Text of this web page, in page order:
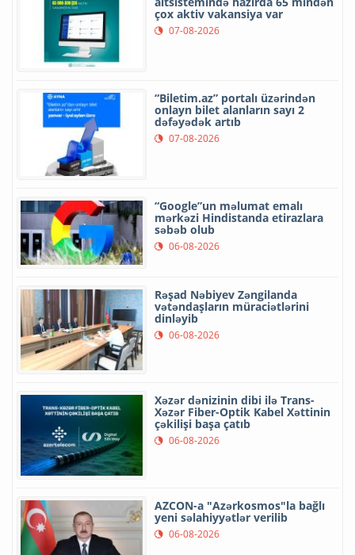
çox aktiv vakansiya var
07-08-2026
“Biletim.az” portalı üzərindən
onlayn bilet alanların sayı 2
dəfəyədək artıb
07-08-2026
“Google”un məlumat emalı
mərkəzi Hindistanda etirazlara
səbəb olub
06-08-2026
Rəşad Nəbiyev Zəngilanda
vətəndaşların müraciətlərini
dinləyib
06-08-2026
Xəzər dənizinin dibi ilə Trans-
Xəzər Fiber-Optik Kabel Xəttinin
çəkilişi başa çatıb
06-08-2026
AZCON-a "Azərkosmos"la bağlı
yeni səlahiyyətlər verilib
06-08-2026